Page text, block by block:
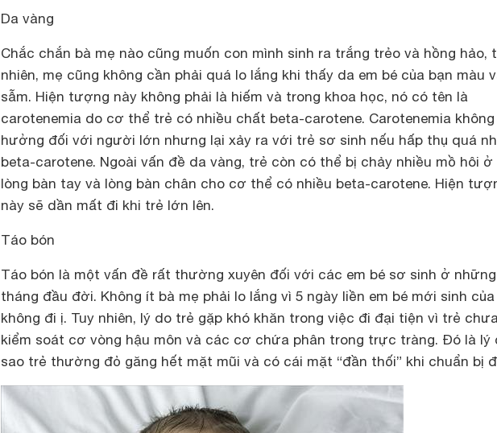
Da vàng
Chắc chắn bà mẹ nào cũng muốn con mình sinh ra trắng trẻo và hồng hảo,
nhiên, mẹ cũng không cần phải quá lo lắng khi thấy da em bé của bạn màu
sẫm. Hiện tượng này không phải là hiếm và trong khoa học, nó có tên là
carotenemia do cơ thể trẻ có nhiều chất beta-carotene. Carotenemia không
hưởng đối với người lớn nhưng lại xảy ra với trẻ sơ sinh nếu hấp thụ quá
beta-carotene. Ngoài vấn đề da vàng, trẻ còn có thể bị chảy nhiều mồ hôi ở
lòng bàn tay và lòng bàn chân cho cơ thể có nhiều beta-carotene. Hiện
này sẽ dần mất đi khi trẻ lớn lên.
Táo bón
Táo bón là một vấn đề rất thường xuyên đối với các em bé sơ sinh ở
tháng đầu đời. Không ít bà mẹ phải lo lắng vì 5 ngày liền em bé mới sinh của
không đi ị. Tuy nhiên, lý do trẻ gặp khó khăn trong việc đi đại tiện vì trẻ
kiểm soát cơ vòng hậu môn và các cơ chứa phân trong trực tràng. Đó là lý
sao trẻ thường đỏ găng hết mặt mũi và có cái mặt “đần thối” khi chuẩn bị